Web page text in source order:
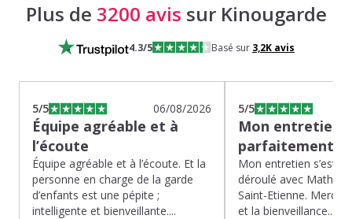
Plus de 3200 avis sur Kinougarde
4.3/5 Basé sur 3,2Kavis
5/5 06/08/2026
Équipe agréable et à
l’écoute
Équipe agréable et à l’écoute. Et la
personne en charge de la garde
d’enfants est une pépite ;
intelligente et bienveillante....
5/5
Mon entretien
parfaitement…
Mon entretien s’est
déroulé avec Mathias
Saint-Etienne. Merci
et la bienveillance...